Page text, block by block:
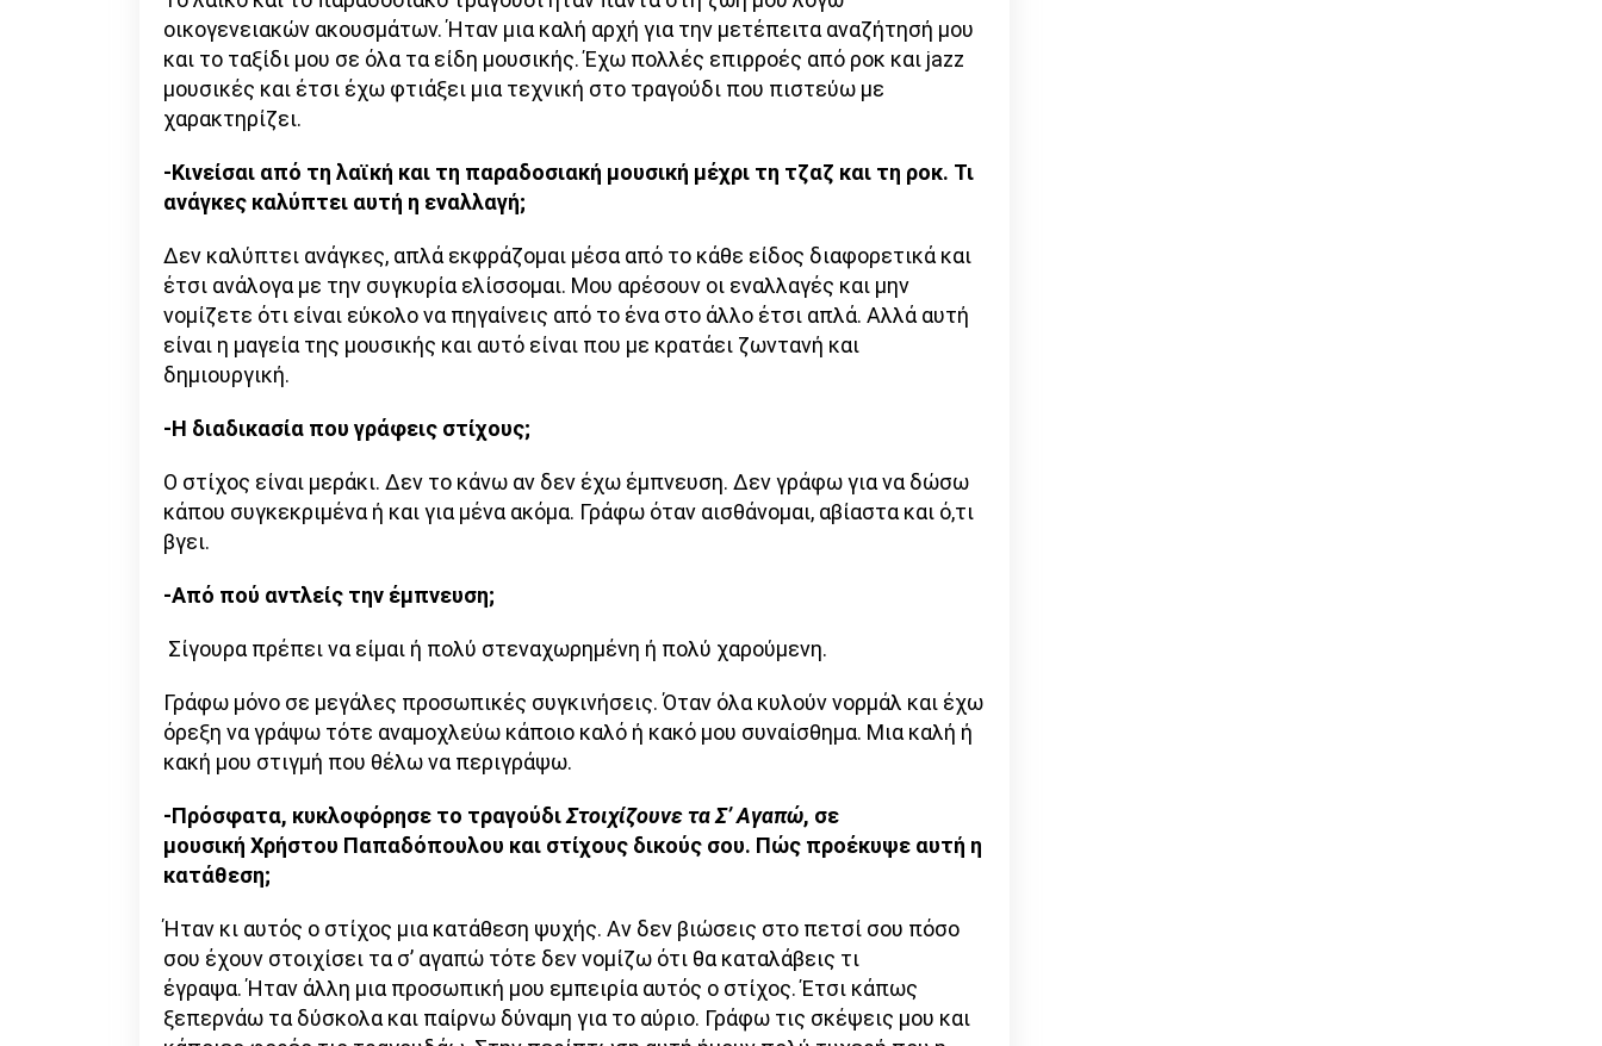
οικογενειακών ακουσμάτων. Ήταν μια καλή αρχή για την μετέπειτα αναζήτησή μου
και το ταξίδι μου σε όλα τα είδη μουσικής. Έχω πολλές επιρροές από ροκ και jazz
μουσικές και έτσι έχω φτιάξει μια τεχνική στο τραγούδι που πιστεύω με
χαρακτηρίζει.
-Κινείσαι από τη λαϊκή και τη παραδοσιακή μουσική μέχρι τη τζαζ και τη ροκ. Τι
ανάγκες καλύπτει αυτή η εναλλαγή;
Δεν καλύπτει ανάγκες, απλά εκφράζομαι μέσα από το κάθε είδος διαφορετικά και
έτσι ανάλογα με την συγκυρία ελίσσομαι. Μου αρέσουν οι εναλλαγές και μην
νομίζετε ότι είναι εύκολο να πηγαίνεις από το ένα στο άλλο έτσι απλά. Αλλά αυτή
είναι η μαγεία της μουσικής και αυτό είναι που με κρατάει ζωντανή και
δημιουργική.
-Η διαδικασία που γράφεις στίχους;
Ο στίχος είναι μεράκι. Δεν το κάνω αν δεν έχω έμπνευση. Δεν γράφω για να δώσω
κάπου συγκεκριμένα ή και για μένα ακόμα. Γράφω όταν αισθάνομαι, αβίαστα και ό,τι
βγει.
-Από πού αντλείς την έμπνευση;
Σίγουρα πρέπει να είμαι ή πολύ στεναχωρημένη ή πολύ χαρούμενη.
Γράφω μόνο σε μεγάλες προσωπικές συγκινήσεις. Όταν όλα κυλούν νορμάλ και έχω
όρεξη να γράψω τότε αναμοχλεύω κάποιο καλό ή κακό μου συναίσθημα. Μια καλή ή
κακή μου στιγμή που θέλω να περιγράψω.
-Πρόσφατα, κυκλοφόρησε το τραγούδιΣτοιχίζουνε τα Σ’ Αγαπώ, σε
μουσική Χρήστου Παπαδόπουλου και στίχους δικούς σου. Πώς προέκυψε αυτή η
κατάθεση;
Ήταν κι αυτός ο στίχος μια κατάθεση ψυχής. Αν δεν βιώσεις στο πετσί σου πόσο
σου έχουν στοιχίσει τα σ’ αγαπώ τότε δεν νομίζω ότι θα καταλάβεις τι
έγραψα. Ήταν άλλη μια προσωπική μου εμπειρία αυτός ο στίχος. Έτσι κάπως
ξεπερνάω τα δύσκολα και παίρνω δύναμη για το αύριο. Γράφω τις σκέψεις μου και